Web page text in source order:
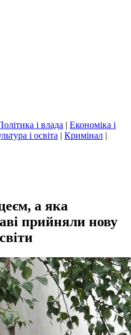
і влада | Економіка і
і освіта | Кримінал |
а яка
прийняли нову